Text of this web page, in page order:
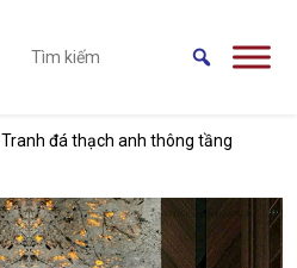
Tranh đá thạch anh thông tầng